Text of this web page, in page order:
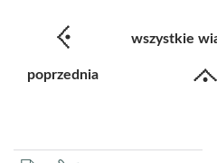
poprzednia
wszystkie